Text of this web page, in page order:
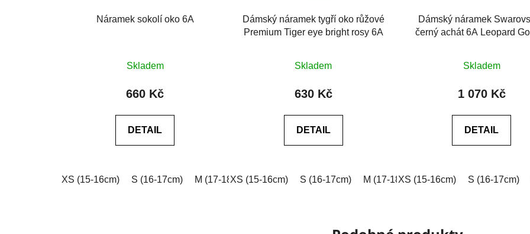
Náramek sokolí oko 6A
hodnocení
produktu
z
Skladem
660 Kč
DETAIL
XS (15-16cm) S (16-17cm) M (17-18cm) L (18-19cm) XL (19-20cm) XXL (20-21cm) Na míru
Dámský náramek tygří oko růžové
Premium Tiger eye bright rosy 6A
hodnocení
produktu
z
Skladem
630 Kč
DETAIL
XS (15-16cm) S (16-17cm) M (17-18cm) L (18-19cm) XL (19-
Dámský náramek
černý achát 6A Leopard
hodnocení
produktu
z
Skladem
1 070 Kč
DETAIL
XS (15-16cm) S (16-17cm)